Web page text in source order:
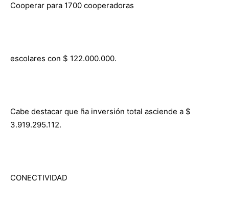
Cooperar para 1700 cooperadoras
escolares con $ 122.000.000.
Cabe destacar que ña inversión total asciende a $
3.919.295.112.
CONECTIVIDAD